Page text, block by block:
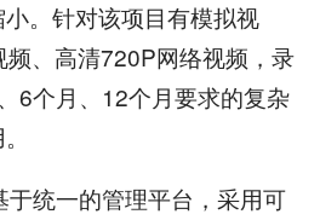
。针对该项目有模拟视
、高清720P网络视频，录
6个月、12个月要求的复杂
统一的管理平台，采用可